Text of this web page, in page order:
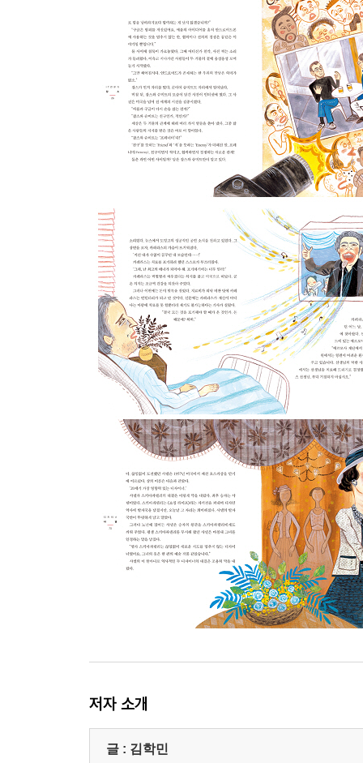
초등학생들이 궁금해하는 직업 이야기 5·118
신숙주 : 성삼문·120
초등학생들이 궁금해하는 직업 이야기 6·142
생물학자
찰스 다윈 : 러셀 월리스·144
초등학생들이 궁금해하는 직업 이야기 7·164
글쓴이의 말·166
글쓴이·그린이 소개·168
저자 소개
글 : 김학민